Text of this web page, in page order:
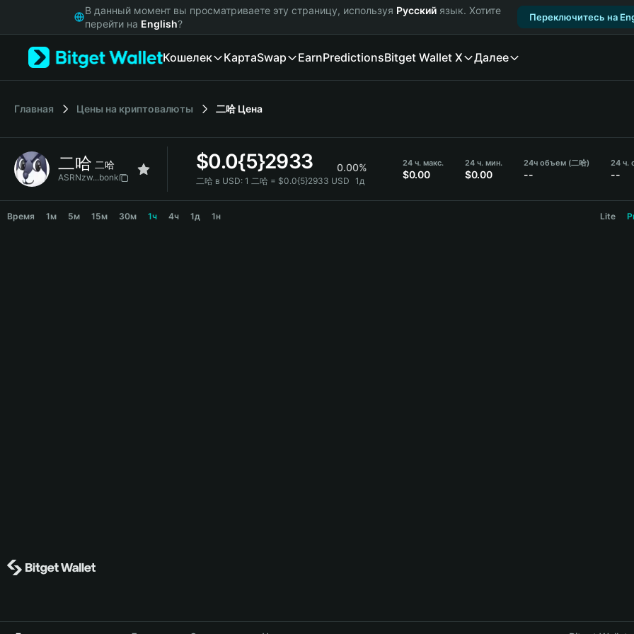
Русский
Italiano
简体中文
繁體中文
Bahasa Indonesia
В данный момент вы просматриваете эту страницу, используя Русский язык. Хотите
перейти на English?
Переключитесь на
Кошелек КартаSwap EarnPredictionsBitget Wallet X Далее
Главная Цены на криптовалюты 二哈 Цена
二哈 二哈
ASRNzw...bonk
$0.0{5}2933 0.00%
二哈 в USD: 1 二哈 = $0.0{5}2933 USD 1д
24 ч. макс.
$0.00
24 ч. мин.
$0.00
24ч объем (二哈)
--
24 ч.
--
Время 1м 5м 15м 30м 1ч 4ч 1д 1н Lite